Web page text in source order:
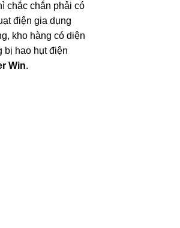
chắc chắn phải có
điện gia dụng
kho hàng có diện
bị hao hụt điện
Win.